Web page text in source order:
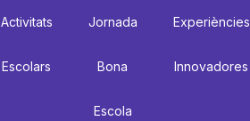
Activitats
Escolars
Jornada
Bona
Escola
Experiències
Innovadores